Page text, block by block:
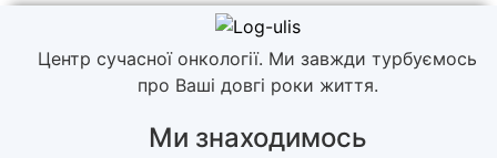
Центр сучасної онкології. Ми завжди турбуємось
про Ваші довгі роки життя.
Ми знаходимось